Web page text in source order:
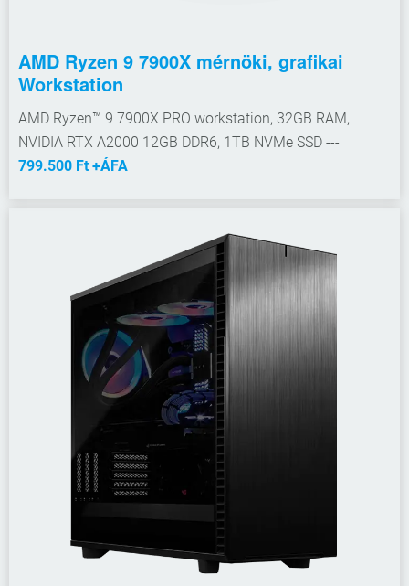
AMD Ryzen 9 7900X mérnöki, grafikai
Workstation
AMD Ryzen™ 9 7900X PRO workstation, 32GB RAM,
NVIDIA RTX A2000 12GB DDR6, 1TB NVMe SSD ---
799.500 Ft +ÁFA